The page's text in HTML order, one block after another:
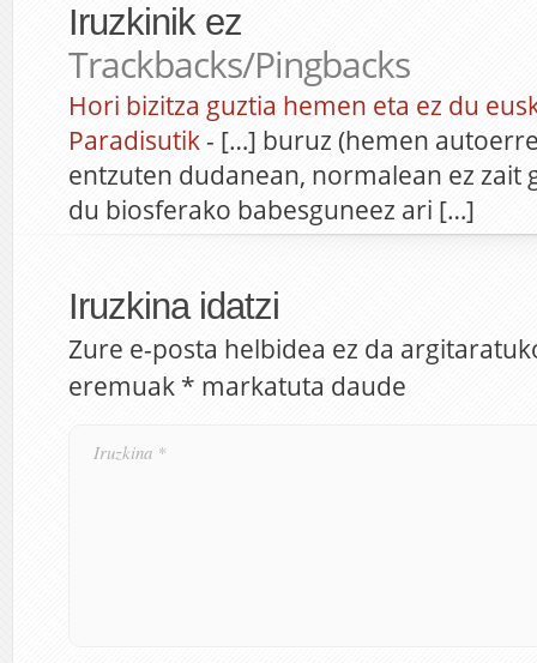
Iruzkinik ez
Trackbacks/Pingbacks
Hori bizitza guztia hemen eta ez du
Paradisutik- […] buruz (hemen
entzuten dudanean, normalean ez zait
du biosferako babesguneez ari […]
Iruzkina idatzi
Zure e-posta helbidea ez da
eremuak * markatuta daude